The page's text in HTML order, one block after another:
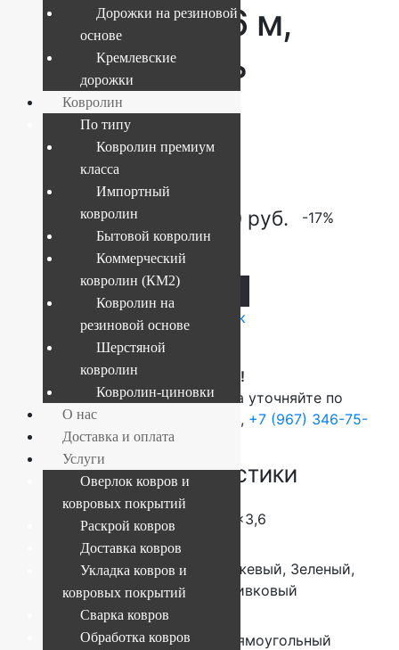
5542 1.5 x 3.6 м,
100% шерсть
Текущий размер:1,5x3,6 м
Артикул:210-5542-1-5x3-6
71 280руб. 59 400 руб. -17%
В корзину
Купить в 1 клик
ВНИМАНИЕ!
О наличие и стоимости товара уточняйте по
телефонам:
, +7 (967) 346-75-
44
ОСНОВНЫЕ ХАРАКТЕРИСТИКИ
Размер (м) 1,5×3,6
Цвет ковра
Бежевый, Зеленый,
Оливковый
Форма Прямоугольный
Дорожки на резиновой
основе
Кремлевские
дорожки
Ковролин
По типу
Ковролин премиум
класса
Импортный
ковролин
Бытовой ковролин
Коммерческий
ковролин (КМ2)
Ковролин на
резиновой основе
Шерстяной
ковролин
Ковролин-циновки
О нас
Доставка и оплата
Услуги
Оверлок ковров и
ковровых покрытий
Раскрой ковров
Доставка ковров
Укладка ковров и
ковровых покрытий
Сварка ковров
Обработка ковров